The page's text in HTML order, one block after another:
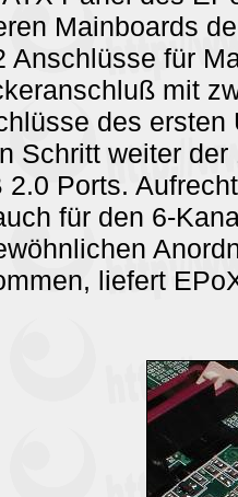
Mainboards
Anschlüsse für
mit
des ersten
Schritt weiter
2.0 Ports.
für den 6-
liefert